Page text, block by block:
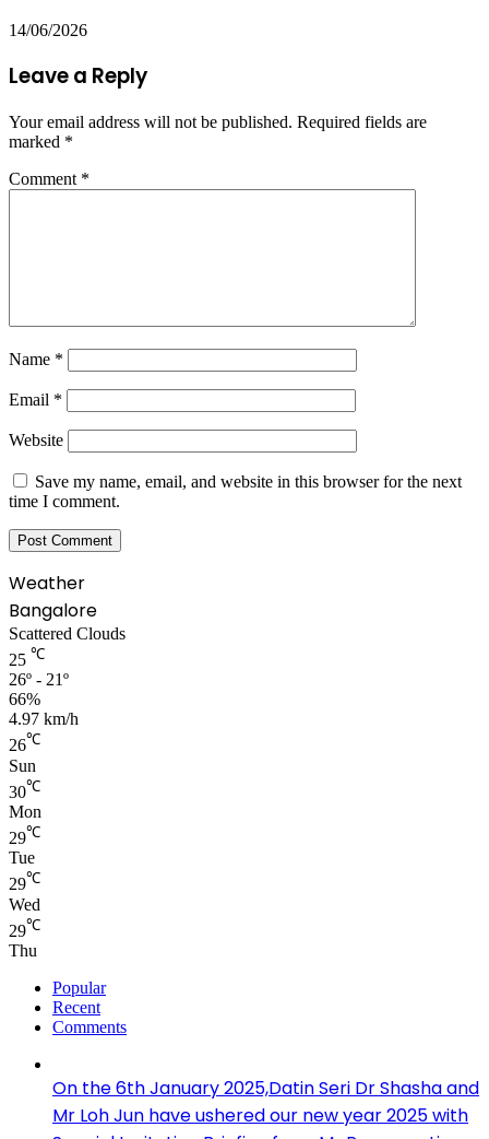
14/06/2026
Leave a Reply
Your email address will not be published. Required fields are
marked *
Comment *
Name *
Email *
Website
Save my name, email, and website in this browser for the next
time I comment.
Weather
Bangalore
Scattered Clouds
25 ℃
26º - 21º
66%
4.97 km/h
26℃
Sun
30℃
Mon
29℃
Tue
29℃
Wed
29℃
Thu
Popular
Recent
Comments
On the 6th January 2025,Datin Seri Dr Shasha and
Mr Loh Jun have ushered our new year 2025 with